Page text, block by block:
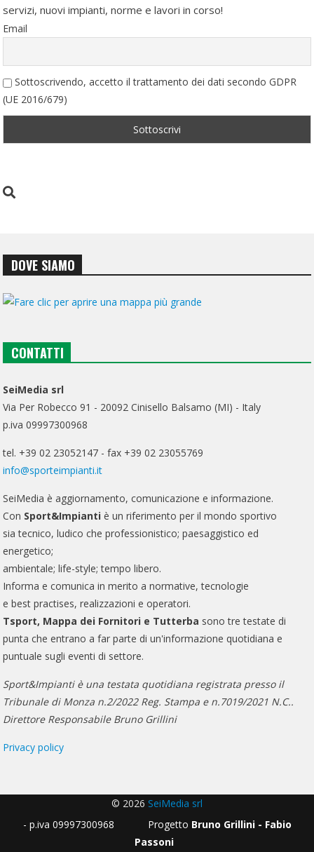
servizi, nuovi impianti, norme e lavori in corso!
Email
Sottoscrivendo, accetto il trattamento dei dati secondo GDPR
(UE 2016/679)
DOVE SIAMO
CONTATTI
SeiMedia srl
Via Per Robecco 91 - 20092 Cinisello Balsamo (MI) - Italy
p.iva 09997300968
tel. +39 02 23052147 - fax +39 02 23055769
info@sporteimpianti.it
SeiMedia è aggiornamento, comunicazione e informazione.
Con Sport&Impianti è un riferimento per il mondo sportivo
sia tecnico, ludico che professionistico; paesaggistico ed
energetico;
ambientale; life-style; tempo libero.
Informa e comunica in merito a normative, tecnologie
e best practises, realizzazioni e operatori.
Tsport, Mappa dei Fornitori e Tutterba sono tre testate di
punta che entrano a far parte di un'informazione quotidiana e
puntuale sugli eventi di settore.
Sport&Impianti è una testata quotidiana registrata presso il
Tribunale di Monza n.2/2022 Reg. Stampa e n.7019/2021 N.C..
Direttore Responsabile Bruno Grillini
Privacy policy
© 2026 SeiMedia srl
- p.iva 09997300968 Progetto Bruno Grillini - Fabio
Passoni